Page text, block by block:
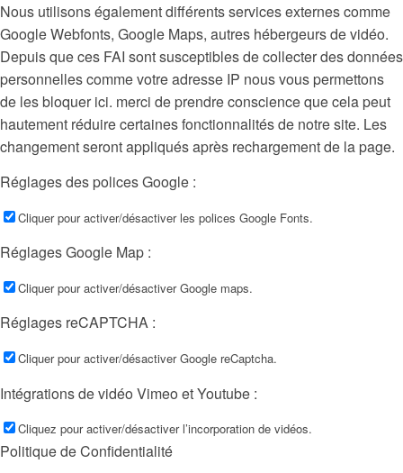
Nous utilisons également différents services externes comme
Google Webfonts, Google Maps, autres hébergeurs de vidéo.
Depuis que ces FAI sont susceptibles de collecter des données
personnelles comme votre adresse IP nous vous permettons
de les bloquer ici. merci de prendre conscience que cela peut
hautement réduire certaines fonctionnalités de notre site. Les
changement seront appliqués après rechargement de la page.
Réglages des polices Google :
Cliquer pour activer/désactiver les polices Google Fonts.
Réglages Google Map :
Cliquer pour activer/désactiver Google maps.
Réglages reCAPTCHA :
Cliquer pour activer/désactiver Google reCaptcha.
Intégrations de vidéo Vimeo et Youtube :
Cliquez pour activer/désactiver l’incorporation de vidéos.
Politique de Confidentialité